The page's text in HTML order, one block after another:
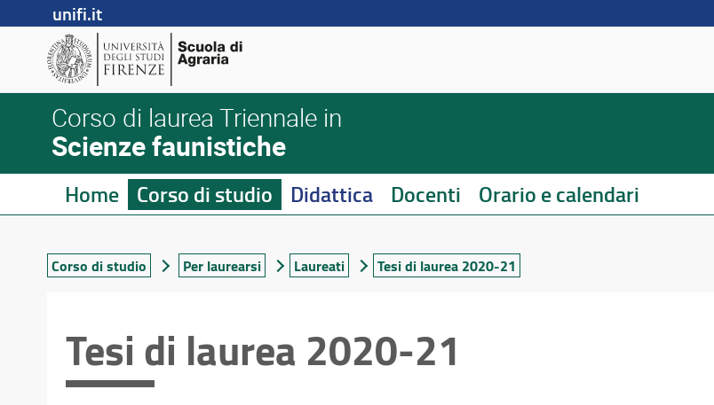
unifi.it
Corso di laurea Triennale in
Scienze faunistiche
Home Corso di studio Didattica Docenti Orario e calendari
Corso di studio Per laurearsi Laureati Tesi di laurea 2020-21
Tesi di laurea 2020-21